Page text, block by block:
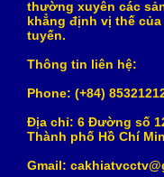
thường xuyên các
khẳng định vị thế
tuyến.
Thông tin liên hệ:
Phone: (+84)
Địa chỉ: 6 Đường số
Thành phố Hồ Chí
Gmail: